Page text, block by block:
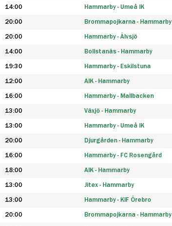
14:00 Hammarby - Umeå IK
20:00 Brommapojkarna - Hammarby
20:00 Hammarby - Älvsjö
14:00 Bollstanäs - Hammarby
19:30 Hammarby - Eskilstuna
12:00 AIK - Hammarby
16:00 Hammarby - Mallbacken
13:00 Växjö - Hammarby
13:00 Hammarby - Umeå IK
20:00 Djurgården - Hammarby
16:00 Hammarby - FC Rosengård
18:00 AIK - Hammarby
13:00 Jitex - Hammarby
13:00 Hammarby - KIF Örebro
20:00 Brommapojkarna - Hammarby